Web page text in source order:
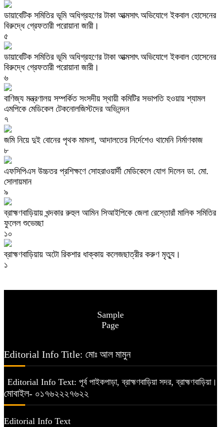
ডায়াবেটিক সমিতির ভূমি অধিগ্রহণের টাকা আত্মসাৎ অভিযোগে ইকবাল হোসেনের
বিরুদ্ধে গ্রেফতারী পরোয়ানা জারী।
৫
ডায়াবেটিক সমিতির ভূমি অধিগ্রহণের টাকা আত্মসাৎ অভিযোগে ইকবাল হোসেনের
বিরুদ্ধে গ্রেফতারী পরোয়ানা জারী।
৬
বাণিজ্য মন্ত্রণালয় সম্পর্কিত সংসদীয় স্থায়ী কমিটির সভাপতি হওয়ায় শ্যামল
এমপিকে মেডিকেল টেকনোলজিস্টদের অভিনন্দন
৭
জমি নিয়ে দুই বোনের পৃথক মামলা, আদালতের নির্দেশেও থামেনি নির্মাণকাজ
৮
এফসিপিএস উচ্চতর প্রশিক্ষণে সোহরাওয়ার্দী মেডিকেলে যোগ দিলেন ডা. মো.
সোলায়মান
৯
ব্রাহ্মণবাড়িয়ায় খন্দকার রুহুল আমিন সিআইপিকে জেলা রেস্তোরাঁ মালিক সমিতির
ফুলেল শুভেচ্ছা
১০
ব্রাহ্মণবাড়িয়ায় অটো রিকশার ধাক্কায় কলেজছাত্রীর করুণ মৃত্যু।
১
Sample
Page
Editorial Info Title: মোঃ আল মামুন
Editorial Info Text: পূর্ব পাইকপাড়া, ব্রাহ্মণবাড়িয়া সদর, ব্রাহ্মণবাড়িয়া।
মোবাইল- ০১৭৬২২২৭৬২২
Editorial Info Text